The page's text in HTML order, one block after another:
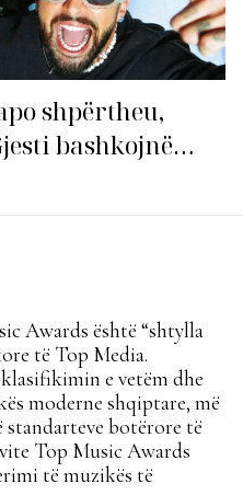
shpërtheu,
bashkojnë
Awards është “shtylla
të Top Media.
e vetëm dhe
moderne shqiptare, më
standarteve botërore të
Top Music Awards
të muzikës të